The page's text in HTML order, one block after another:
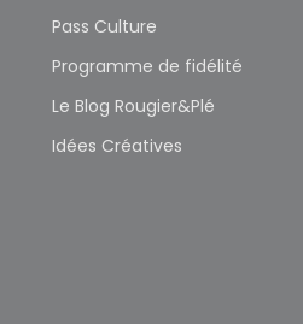
Pass Culture
Programme de fidélité
Le Blog Rougier&Plé
Idées Créatives